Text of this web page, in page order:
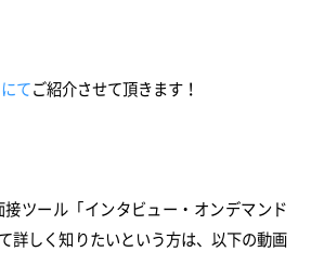
てご紹介させて頂きます！
ツール「インタビュー・オンデマンド
詳しく知りたいという方は、以下の動画